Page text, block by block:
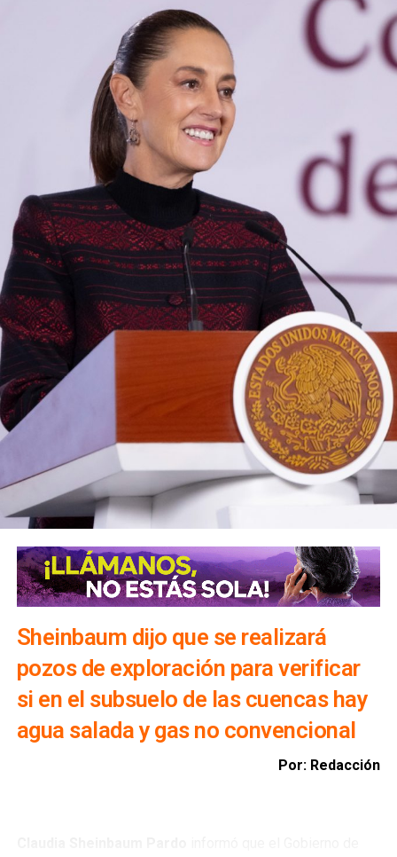
electoral por injerencia externa
El despliegue territorial ocurre en un contexto de parálisis
comercial para este sector. La movilización se ejecuta
luego de queel gobierno de Estados Unidos frenara
las operaciones de su personal de inspección,
suspendiera la importación del producto y emitiera
una alerta de seguridad para restringir los viajes a la
entidad
tras los bloqueos carreteros y la violencia
registrada en días recientes.
También lee:
El Realito: la presa con huellas de Televisa y
Slim
Sheinbaum dijo que se realizará
pozos de exploración para verificar
si en el subsuelo de las cuencas hay
agua salada y gas no convencional
Por: Redacción